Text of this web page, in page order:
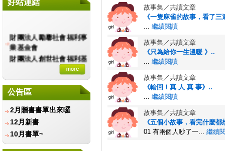
好站連結
財團法人勵馨社會福利事
業基金會
財團法人創世社會福利基
財團法人愛盲基金會
信誼基金會-守護孩子唯
一的童年
兒童福利聯盟文教基金會
智邦公益館
社團法人台灣生命教育協
會
公告區
2月贈書書單出來囉
12月新書
10月書單~
故事集／共讀文章
《一隻麻雀的故事，看了三
... 繼續閱讀
故事集／共讀文章
《只為給你一生溫暖 》..
... 繼續閱讀
故事集／共讀文章
《輪回！真 人 真 事》..
... 繼續閱讀
故事集／共讀文章
《五個小故事，看完什麼都
01 有兩個人吵了一... 繼續